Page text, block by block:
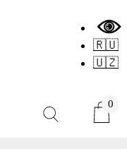
🇷🇺
🇺🇿
0